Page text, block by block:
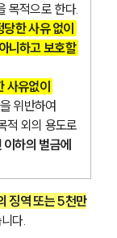
목적으로 한다.
한 사유 없이
니하고 보호할
사유없이
을 위반하여
적 외의 용도로
하의 벌금에
징역 또는 5천만
다.